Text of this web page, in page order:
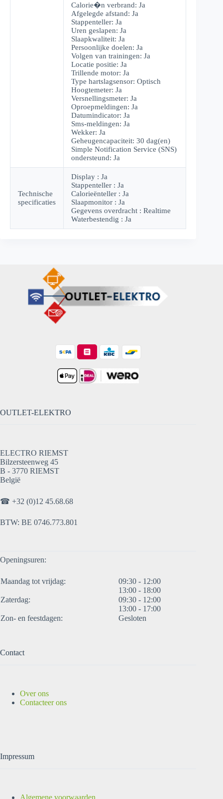
Calorie�n verbrand: Ja
Afgelegde afstand: Ja
Stappenteller: Ja
Uren geslapen: Ja
Slaapkwaliteit: Ja
Persoonlijke doelen: Ja
Volgen van trainingen: Ja
Locatie positie: Ja
Trillende motor: Ja
Type hartslagsensor: Optisch
Hoogtemeter: Ja
Versnellingsmeter: Ja
Oproepmeldingen: Ja
Datumindicator: Ja
Sms-meldingen: Ja
Wekker: Ja
Geheugencapaciteit: 30 dag(en)
Simple Notification Service (SNS)
ondersteund: Ja
Technische
specificaties
Display : Ja
Stappenteller : Ja
Calorieënteller : Ja
Slaapmonitor : Ja
Gegevens overdracht : Realtime
Waterbestendig : Ja
OUTLET-ELEKTRO
ELECTRO RIEMST
Bilzersteenweg 45
B - 3770 RIEMST
België
☎ +32 (0)12 45.68.68
BTW: BE 0746.773.801
Openingsuren:
Maandag tot vrijdag:
09:30 - 12:00
13:00 - 18:00
Zaterdag:
09:30 - 12:00
13:00 - 17:00
Zon- en feestdagen:
Gesloten
Contact
Over ons
Contacteer ons
Impressum
Algemene voorwaarden